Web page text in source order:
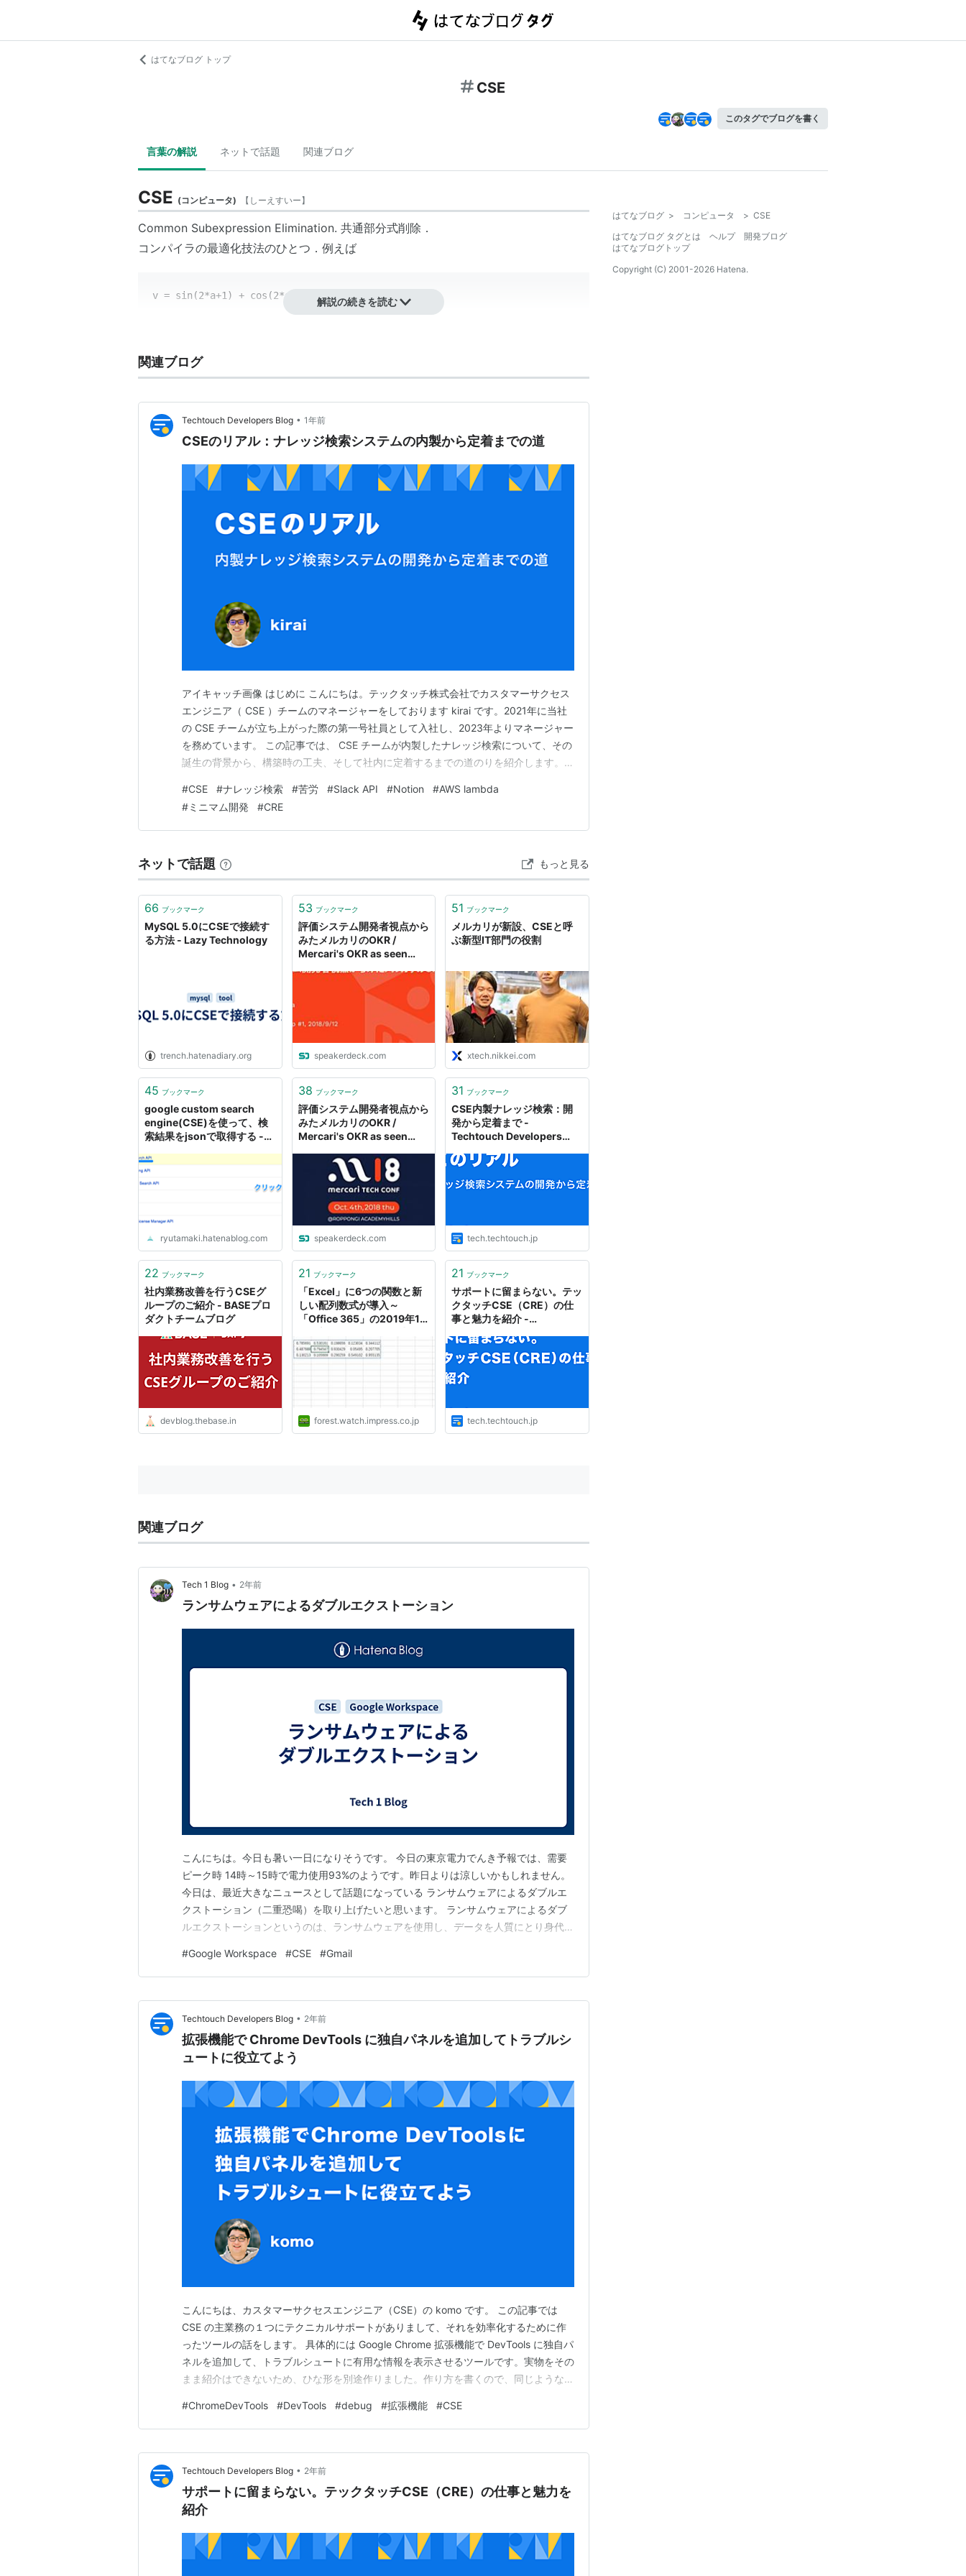
はてなブログ トップ
CSE
このタグでブログを書く
言葉の解説 ネットで話題 関連ブログ
CSE (コンピュータ) 【 しーえすいー】
Common Subexpression Elimination. 共通部分式削除．
コンパイラの最適化技法のひとつ．例えば
v = sin(2*a+1) + cos(2*a+1);
コンピュータ) 【しーえすいー】
「つみきソフトウェア」が提供している非常に便利なSQL開発環境ソフト。Windows
Webサイトの紹介文より
「Common SQL Environment ver1.59」はSQL開発環境ソフトウェアで
す。
・SQLの編集・実行
・レコードの新規作成・更新・削除
・DBオブジェクトのブラウズ
・テーブル内レコードのエクスポート・ロード
・定義書のExcel出力 など
SQLの開発に必要な様々な機能を提供します。
Oracle、PostgreSQL、MySQLではネイティブに接続することが出来ます。
又、ODBCが利用可能なデータベースはODBC経由で接続することが可能で
ver1.59はフリーウェアとして公開しています。
解説の続きを読む
関連ブログ
Techtouch Developers Blog • 1年前
CSEのリアル：ナレッジ検索システムの内製から定着までの道
アイキャッチ画像 はじめに こんにちは。テックタッチ株式会社でカスタマーサクセス
エンジニア（ CSE ）チームのマネージャーをしております kirai です。2021年に当社
の CSE チームが立ち上がった際の第一号社員として入社し、2023年よりマネージャー
を務めています。 この記事では、 CSE チームが内製したナレッジ検索について、その
誕生の背景から、構築時の工夫、そして社内に定着するまでの道のりを紹介します。
い」「ナレッジベースを整備したいけど、何から始めれば…」「ナレッジ共有ツールへ
の投資へ踏み切れない」と…
#CSE #ナレッジ検索 #苦労 #Slack API #Notion #AWS lambda
#ミニマム開発 #CRE
ネットで話題 もっと見る
66 ブックマーク
MySQL 5.0にCSEで接続す
る方法 - Lazy Technology
trench.hatenadiary.org
53 ブックマーク
評価システム開発者視点から
みたメルカリのOKR /
Mercari's OKR as seen
speakerdeck.com
51 ブックマーク
メルカリが新設、CSEと呼
ぶ新型IT部門の役割
xtech.nikkei.com
45 ブックマーク
google custom search
engine(CSE)を使って、検
索結果をjsonで取得する -
ryutamaki.hatenablog.com
38 ブックマーク
評価システム開発者視点から
みたメルカリのOKR /
Mercari's OKR as seen
speakerdeck.com
31 ブックマーク
CSE内製ナレッジ検索：開
発から定着まで -
Techtouch Developers
tech.techtouch.jp
22 ブックマーク
社内業務改善を行うCSEグ
ループのご紹介 - BASEプロ
ダクトチームブログ
devblog.thebase.in
21 ブックマーク
「Excel」に6つの関数と新
しい配列数式が導入～
「Office 365」の2019年11
要に、隣接した複数のセルに
結果を出力する“スピル”に慣
forest.watch.impress.co.jp
21 ブックマーク
サポートに留まらない。テッ
クタッチCSE（CRE）の仕
事と魅力を紹介 -
Blog
tech.techtouch.jp
関連ブログ
Tech 1 Blog • 2年前
ランサムウェアによるダブルエクストーション
こんにちは。今日も暑い一日になりそうです。 今日の東京電力でんき予報では、需要
ピーク時 14時～15時で電力使用93%のようです。昨日よりは涼しいかもしれません。
今日は、最近大きなニュースとして話題になっている ランサムウェアによるダブルエ
クストーション（二重恐喝）を取り上げたいと思います。 ランサムウェアによるダブ
ルエクストーションというのは、ランサムウェアを使用し、データを人質にとり身代金
指します。ちなみに、身代金を払っても、データを公開するぞと脅してくるので、要注
意です。 ランサムウェアが侵入しないように、様…
#Google Workspace #CSE #Gmail
Techtouch Developers Blog • 2年前
拡張機能で Chrome DevTools に独自パネルを追加してトラブルシ
ュートに役立てよう
こんにちは、カスタマーサクセスエンジニア（CSE）の komo です。 この記事では
CSE の主業務の１つにテクニカルサポートがありまして、それを効率化するために作
ったツールの話をします。 具体的には Google Chrome 拡張機能で DevTools に独自パ
ネルを追加して、トラブルシュートに有用な情報を表示させるツールです。実物をその
まま紹介はできないため、ひな形を別途作りました。作り方を書くので、同じようなカ
ツールの説明 ひな形からの発展形 作り方 ステップ1：最小の拡張機能を作る ステップ
2：パネルを…
#ChromeDevTools #DevTools #debug #拡張機能 #CSE
Techtouch Developers Blog • 2年前
サポートに留まらない。テックタッチCSE（CRE）の仕事と魅力を
紹介
はてなブログ > コンピュータ > CSE
はてなブログ タグとは
ヘルプ
開発ブログ
はてなブログトップ
Copyright (C) 2001-2026 Hatena.